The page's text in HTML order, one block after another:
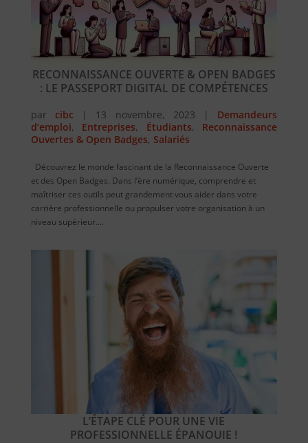
RECONNAISSANCE OUVERTE & OPEN BADGES
: LE PASSEPORT DIGITAL DE COMPÉTENCES
par cibc | 13 novembre, 2023 | Demandeurs
d’emploi, Entreprises, Étudiants, Reconnaissance
Ouvertes & Open Badges, Salariés
Découvrez le monde fascinant de la Reconnaissance Ouverte
et des Open Badges. Dans l’ère numérique, comprendre et
maîtriser ces outils peut grandement vous aider dans votre
carrière professionnelle ou propulser votre organisation à un
niveau supérieur....
L’ÉTAPE CLÉ POUR UNE VIE
PROFESSIONNELLE ÉPANOUIE !